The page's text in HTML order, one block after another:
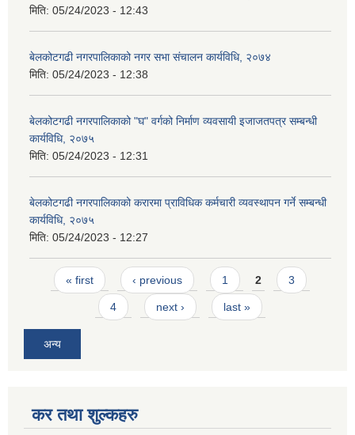
मिति: 05/24/2023 - 12:43
बेलकोटगढी नगरपालिकाको नगर सभा संचालन कार्यविधि, २०७४
मिति: 05/24/2023 - 12:38
बेलकोटगढी नगरपालिकाको "घ" वर्गको निर्माण व्यवसायी इजाजतपत्र सम्बन्धी
कार्यविधि, २०७५
मिति: 05/24/2023 - 12:31
बेलकोटगढी नगरपालिकाको करारमा प्राविधिक कर्मचारी व्यवस्थापन गर्ने सम्बन्धी
कार्यविधि, २०७५
मिति: 05/24/2023 - 12:27
Pages
« first ‹ previous 1 2 3
4 next › last »
अन्य
कर तथा शुल्कहरु